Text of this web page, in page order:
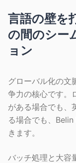
言語の壁を
の間のシー
ョン
グローバル化の文
争力の核心です。
がある場合でも、
る場合でも、
きます。
バッチ処理と大容